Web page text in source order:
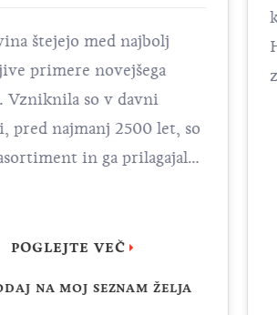
štejejo med najbolj
primere novejšega
Vzniknila so v davni
pred najmanj 2500 let, so
in ga prilagajala
štiri zanimivosti,
okusu in vonju.
POGLEJTE VEČ
NA MOJ SEZNAM ŽELJA